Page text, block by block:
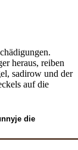
heraus, reiben
sadirow und der
auf die
die